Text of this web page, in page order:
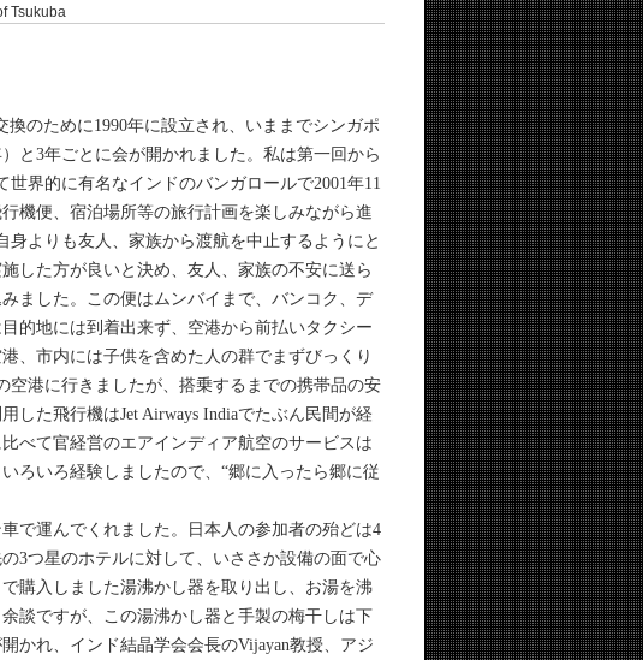
Tsukuba
のために1990年に設立され、いままでシンガポ
と3年ごとに会が開かれました。私は第一回から
界的に有名なインドのバンガロールで2001年11
機便、宿泊場所等の旅行計画を楽しみながら進
よりも友人、家族から渡航を中止するようにと
した方が良いと決め、友人、家族の不安に送ら
ました。この便はムンバイまで、バンコク、デ
的地には到着出来ず、空港から前払いタクシー
、市内には子供を含めた人の群でまずびっくり
空港に行きましたが、搭乗するまでの携帯品の安
した飛行機はJet Airways Indiaでたぶん民間が経
べて官経営のエアインディア航空のサービスは
ろいろ経験しましたので、“郷に入ったら郷に従
で運んでくれました。日本人の参加者の殆どは4
3つ星のホテルに対して、いささか設備の面で心
購入しました湯沸かし器を取り出し、お湯を沸
談ですが、この湯沸かし器と手製の梅干しは下
かれ、インド結晶学会会長のVijayan教授、アジ